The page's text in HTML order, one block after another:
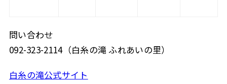
問い合わせ
092-323-2114（白糸の滝 ふれあいの里）
白糸の滝公式サイト